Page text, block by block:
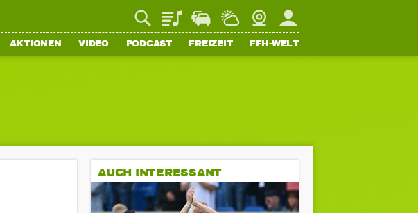
PlaylistStaupilotWetterWebcamMein FFH
AKTIONEN VIDEO PODCAST FREIZEIT FFH-WELT
AUCH INTERESSANT